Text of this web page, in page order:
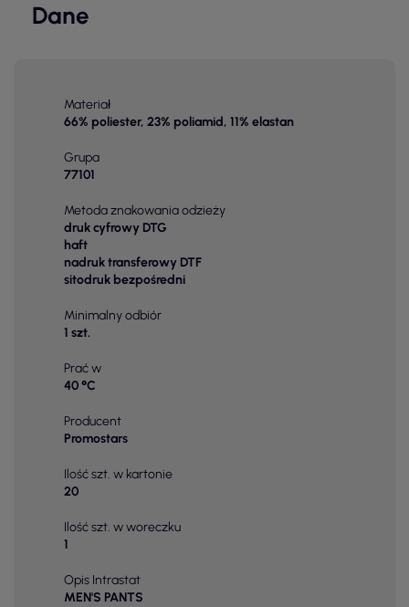
Dane
Materiał
66% poliester, 23% poliamid, 11% elastan
Grupa
77101
Metoda znakowania odzieży
druk cyfrowy DTG
haft
nadruk transferowy DTF
sitodruk bezpośredni
Minimalny odbiór
1 szt.
Prać w
40 °C
Producent
Promostars
Ilość szt. w kartonie
20
Ilość szt. w woreczku
1
Opis Intrastat
MEN'S PANTS